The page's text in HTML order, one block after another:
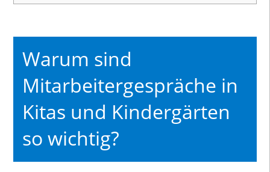
Warum sind
Mitarbeitergespräche in
Kitas und Kindergärten
so wichtig?